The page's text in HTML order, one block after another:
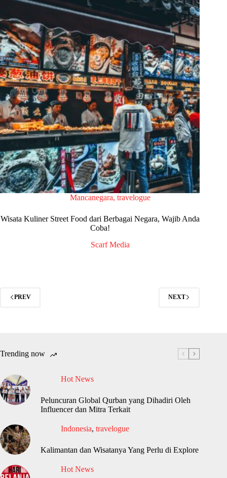
Mancanegara, travelogue
Wisata Kuliner Street Food dari Berbagai Negara, Wajib Anda
Coba!
Scarf Media
PREV NEXT
Trending now
Hot News
Peluncuran Global Qurban yang Dihadiri Oleh
Influencer dan Mitra Terkait
Indonesia, travelogue
Kalimantan dan Wisatanya Yang Perlu di Explore
Hot News